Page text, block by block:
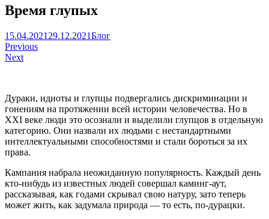
Время глупых
Артем
Краснов
15.04.2021 29.12.2021Блог
Навигация
по
Previous
Next
Дураки, идиоты и глупцы подвергались дискриминации и
гонениям на протяжении всей истории человечества. Но в
XXI веке люди это осознали и выделили глупцов в отдельную
категорию. Они назвали их людьми с нестандартными
интеллектуальными способностями и стали бороться за их
права.
Кампания набрала неожиданную популярность. Каждый день
кто-нибудь из известных людей совершал каминг-аут,
рассказывая, как годами скрывал свою натуру, зато теперь
может жить, как задумала природа — то есть, по-дурацки.